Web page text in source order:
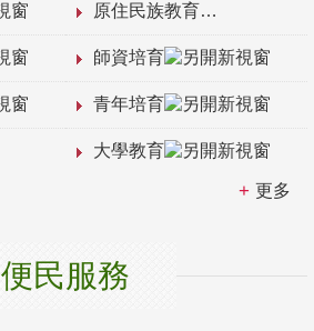
原住民族教育
師資培育
青年培育
大學教育
更多
便民服務